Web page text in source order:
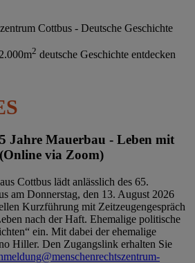
2 deutsche Geschichte entdecken
Jahre Mauerbau - Leben mit
via Zoom)
Cottbus lädt anlässlich des 65.
am Donnerstag, den 13. August 2026
Kurzführung mit Zeitzeugengespräch
nach der Haft. Ehemalige politische
ein. Mit dabei der ehemalige
Hiller. Den Zugangslink erhalten Sie